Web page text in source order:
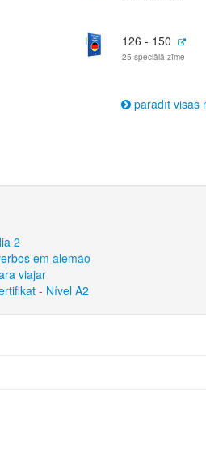
126 - 150
25 speciālā zīme
parādīt visas
2
em alemão
viajar
- Nível A2